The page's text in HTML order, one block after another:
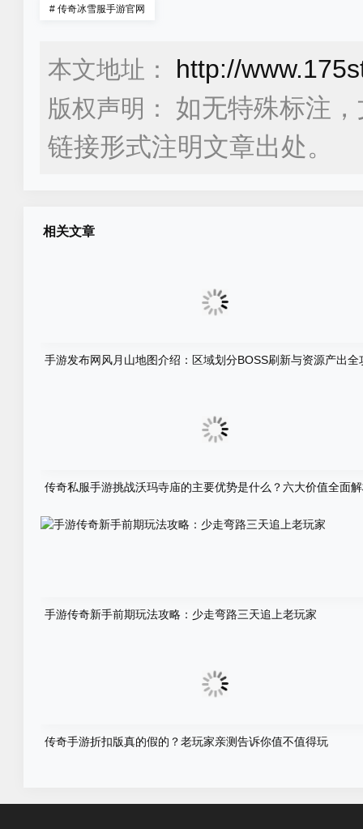
# 传奇冰雪服手游官网
本文地址： http://
版权声明：
如无特殊标注
链接形式注明文章出处。
相关文章
手游发布网风月山地图介绍：区域划分BOSS刷新与资源产出全
传奇私服手游挑战沃玛寺庙的主要优势是什么？六大价值全面
手游传奇新手前期玩法攻略：少走弯路三天追上老玩家
传奇手游折扣版真的假的？老玩家亲测告诉你值不值得玩